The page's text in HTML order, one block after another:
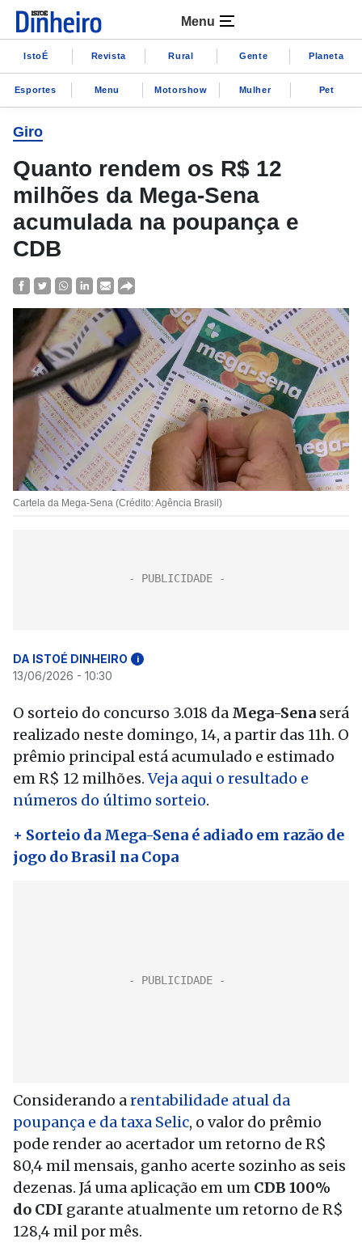
Menu
IstoÉ Revista Rural Gente Planeta
Esportes Menu Motorshow Mulher Pet
Giro
Quanto rendem os R$ 12
milhões da Mega-Sena
acumulada na poupança e
CDB
Cartela da Mega-Sena (Crédito: Agência Brasil)
DA ISTOÉ DINHEIRO i
13/06/2026 - 10:30
O sorteio do concurso 3.018 da Mega-Sena será
realizado neste domingo, 14, a partir das 11h. O
prêmio principal está acumulado e estimado
em R$ 12 milhões.Veja aqui o resultado e
números do último sorteio.
+ Sorteio da Mega-Sena é adiado em razão de
jogo do Brasil na Copa
Considerando arentabilidade atual da
poupança e da taxa Selic, o valor do prêmio
pode render ao acertador um retorno de R$
80,4 mil mensais, ganho acerte sozinho as seis
dezenas. Já uma aplicação em um CDB 100%
do CDI garante atualmente um retorno de R$
128,4 mil por mês.